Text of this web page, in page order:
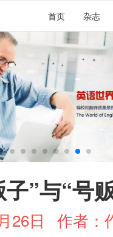
首页 杂志
子”与“号
26日 作者：